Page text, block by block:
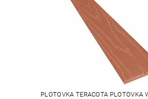
PLOTOVKA TERACOTA PLOTOVKA